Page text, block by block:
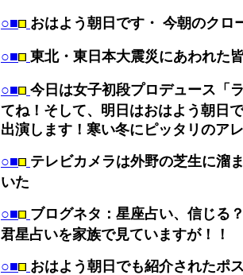
○■ おはよう朝日です・ 今朝のクロ
○■ 東北・東日本大震災にあわれた
○■ 今日は女子初段プロデュース「
てね！そして、明日はおはよう朝日
出演します！寒い冬にピッタリのア
○■ テレビカメラは外野の芝生に溜
いた
○■ ブログネタ：星座占い、信じる
君星占いを家族で見ていますが！！
○■ おはよう朝日でも紹介されたポ